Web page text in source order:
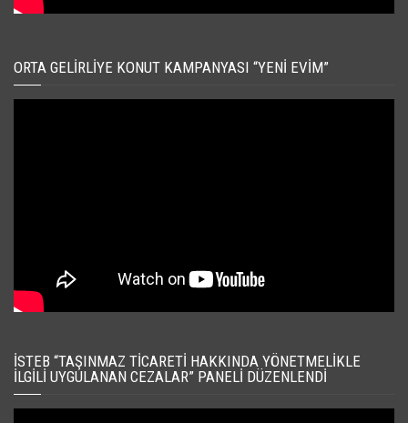
ORTA GELIRLIYE KONUT KAMPANYASI “YENI EVIM”
İSTEB “TAŞINMAZ TICARETI HAKKINDA YÖNETMELIKLE
İLGILI UYGULANAN CEZALAR” PANELI DÜZENLENDI